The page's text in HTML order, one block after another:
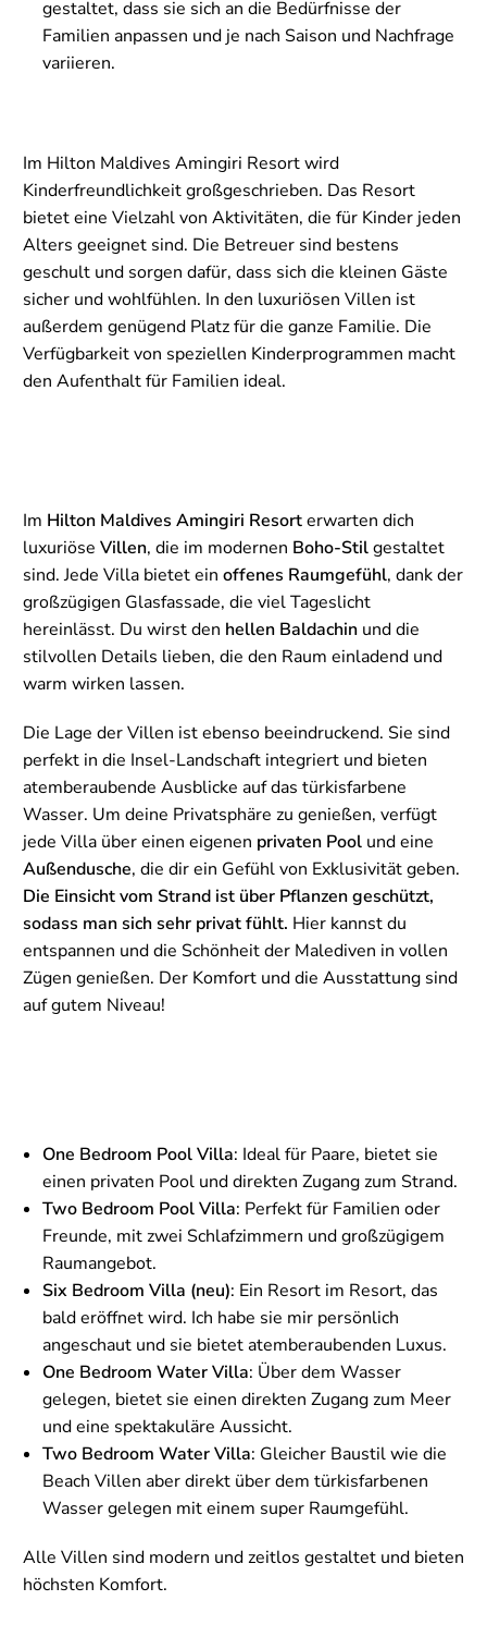
gestaltet, dass sie sich an die Bedürfnisse der
Familien anpassen und je nach Saison und Nachfrage
variieren.
Im Hilton Maldives Amingiri Resort wird
Kinderfreundlichkeit großgeschrieben. Das Resort
bietet eine Vielzahl von Aktivitäten, die für Kinder jeden
Alters geeignet sind. Die Betreuer sind bestens
geschult und sorgen dafür, dass sich die kleinen Gäste
sicher und wohlfühlen. In den luxuriösen Villen ist
außerdem genügend Platz für die ganze Familie. Die
Verfügbarkeit von speziellen Kinderprogrammen macht
den Aufenthalt für Familien ideal.
Im Hilton Maldives Amingiri Resorterwarten dich
luxuriöse Villen, die im modernen Boho-Stilgestaltet
sind. Jede Villa bietet ein offenes Raumgefühl, dank der
großzügigen Glasfassade, die viel Tageslicht
hereinlässt. Du wirst den hellen Baldachin und die
stilvollen Details lieben, die den Raum einladend und
warm wirken lassen.
Die Lage der Villen ist ebenso beeindruckend. Sie sind
perfekt in die Insel-Landschaft integriert und bieten
atemberaubende Ausblicke auf das türkisfarbene
Wasser. Um deine Privatsphäre zu genießen, verfügt
jede Villa über einen eigenen privaten Pool und eine
Außendusche, die dir ein Gefühl von Exklusivität geben.
Die Einsicht vom Strand ist über Pflanzen geschützt,
sodass man sich sehr privat fühlt. Hier kannst du
entspannen und die Schönheit der Malediven in vollen
Zügen genießen. Der Komfort und die Ausstattung sind
auf gutem Niveau!
One Bedroom Pool Villa: Ideal für Paare, bietet sie
einen privaten Pool und direkten Zugang zum Strand.
Two Bedroom Pool Villa: Perfekt für Familien oder
Freunde, mit zwei Schlafzimmern und großzügigem
Raumangebot.
Six Bedroom Villa (neu): Ein Resort im Resort, das
bald eröffnet wird. Ich habe sie mir persönlich
angeschaut und sie bietet atemberaubenden Luxus.
One Bedroom Water Villa: Über dem Wasser
gelegen, bietet sie einen direkten Zugang zum Meer
und eine spektakuläre Aussicht.
Two Bedroom Water Villa: Gleicher Baustil wie die
Beach Villen aber direkt über dem türkisfarbenen
Wasser gelegen mit einem super Raumgefühl.
Alle Villen sind modern und zeitlos gestaltet und bieten
höchsten Komfort.